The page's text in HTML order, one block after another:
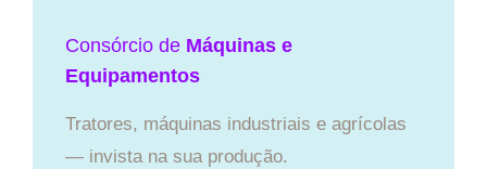
Consórcio de Máquinas e
Equipamentos
Tratores, máquinas industriais e agrícolas
— invista na sua produção.